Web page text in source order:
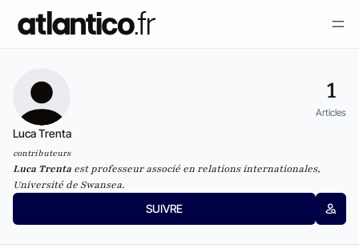
1
Articles
Luca Trenta
contributeurs
Luca Trenta est professeur associé en relations internationales,
Université de Swansea.
SUIVRE